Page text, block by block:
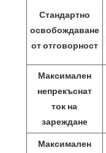
Стандартно
освобождаване
от отговорност
Максимален
непрекъснат
ток на
зареждане
Максимален